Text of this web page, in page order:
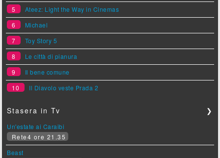
5
Ateez: Light the Way in Cinemas
6
Michael
7
Toy Story 5
8
Le città di pianura
9
Il bene comune
10
Il Diavolo veste Prada 2
Stasera in Tv ❯
Un'estate ai Caraibi
Rete4 ore 21.35
Beast